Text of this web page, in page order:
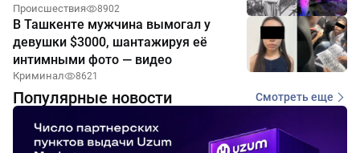
Происшествия 8902
В Ташкенте мужчина вымогал у
девушки $3000, шантажируя её
интимными фото — видео
Криминал 8621
Популярные новости Смотреть еще